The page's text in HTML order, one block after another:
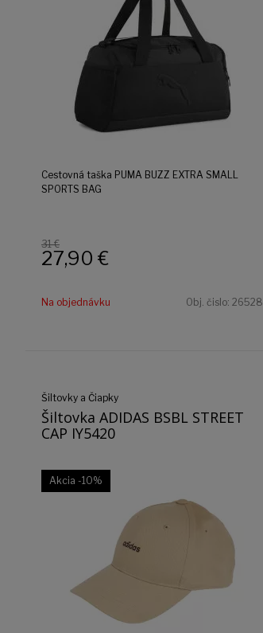
Cestovná taška PUMA BUZZ EXTRA SMALL
SPORTS BAG
31 €
27,90 €
Na objednávku Obj. čislo: 26528
Šiltovky a Čiapky
Šiltovka ADIDAS BSBL STREET
CAP IY5420
Akcia -10%